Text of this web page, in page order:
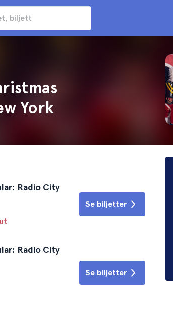
York
Radio City
Se biljetter
Radio City
Se biljetter